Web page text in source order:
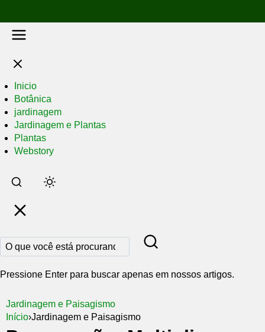
Inicio
Botânica
jardinagem
Jardinagem e Plantas
Plantas
Webstory
Pular
para
conteúdo
principal
Pressione Enter para buscar apenas em nossos artigos.
Jardinagem e Paisagismo
Início›Jardinagem e Paisagismo